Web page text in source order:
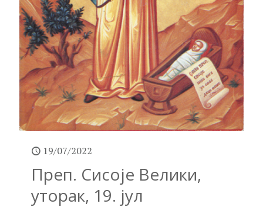
19/07/2022
Преп. Сисоје Велики,
уторак, 19. јул